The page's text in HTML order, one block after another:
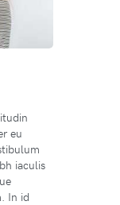
eu
iaculis
In id